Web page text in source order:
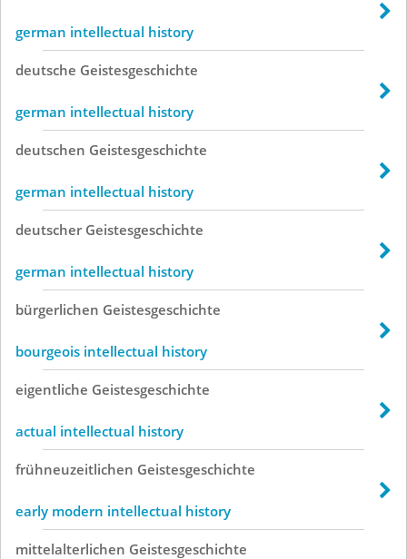
german intellectual history
deutsche Geistesgeschichte
german intellectual history
deutschen Geistesgeschichte
german intellectual history
deutscher Geistesgeschichte
german intellectual history
bürgerlichen Geistesgeschichte
bourgeois intellectual history
eigentliche Geistesgeschichte
actual intellectual history
frühneuzeitlichen Geistesgeschichte
early modern intellectual history
mittelalterlichen Geistesgeschichte